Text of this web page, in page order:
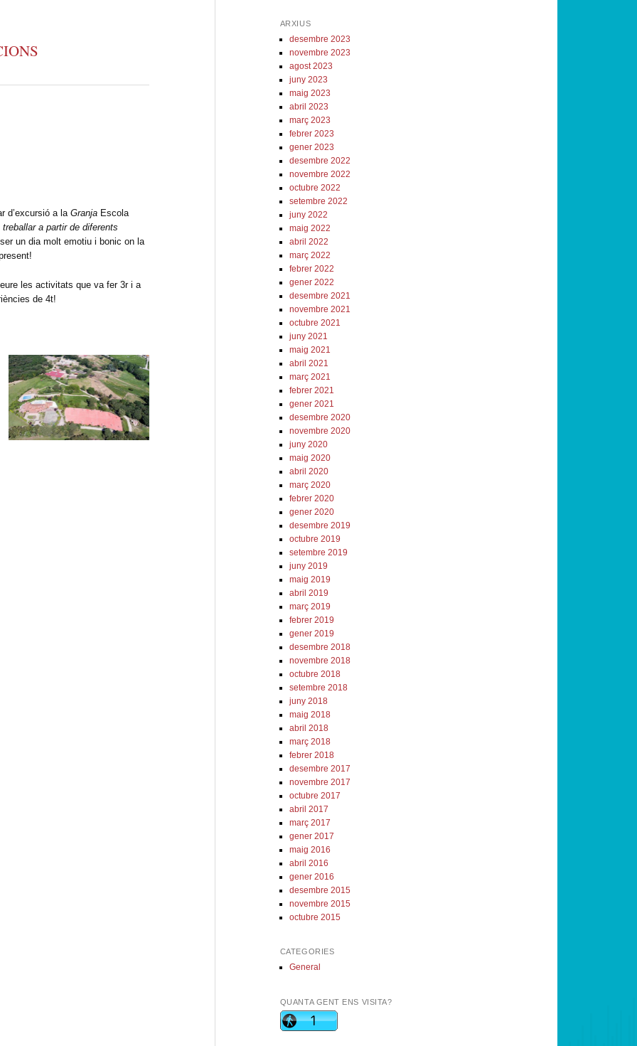
d’excursió a la Granja Escola
a partir de diferents
un dia molt emotiu i bonic on la
les activitats que va fer 3r i a
de 4t!
ARXIUS
desembre 2023
novembre 2023
agost 2023
juny 2023
maig 2023
abril 2023
març 2023
febrer 2023
gener 2023
desembre 2022
novembre 2022
octubre 2022
setembre 2022
juny 2022
maig 2022
abril 2022
març 2022
febrer 2022
gener 2022
desembre 2021
novembre 2021
octubre 2021
juny 2021
maig 2021
abril 2021
març 2021
febrer 2021
gener 2021
desembre 2020
novembre 2020
juny 2020
maig 2020
abril 2020
març 2020
febrer 2020
gener 2020
desembre 2019
octubre 2019
setembre 2019
juny 2019
maig 2019
abril 2019
març 2019
febrer 2019
gener 2019
desembre 2018
novembre 2018
octubre 2018
setembre 2018
juny 2018
maig 2018
abril 2018
març 2018
febrer 2018
desembre 2017
novembre 2017
octubre 2017
abril 2017
març 2017
gener 2017
maig 2016
abril 2016
gener 2016
desembre 2015
novembre 2015
octubre 2015
CATEGORIES
General
QUANTA GENT ENS VISITA?